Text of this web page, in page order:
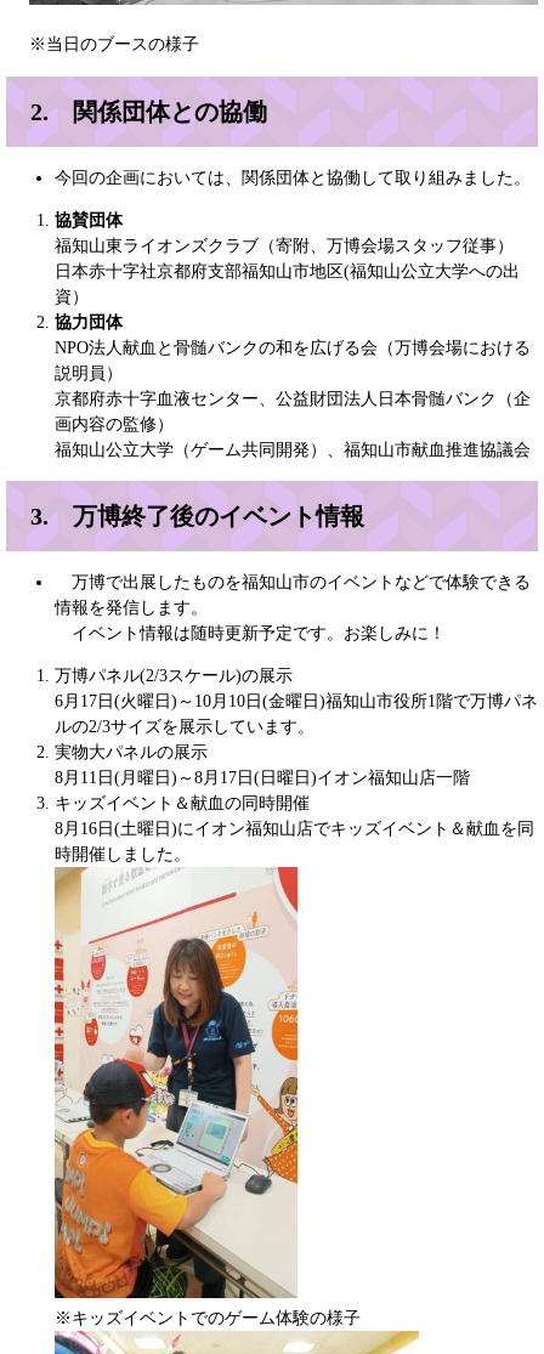
※当日のブースの様子
2. 関係団体との協働
今回の企画においては、関係団体と協働して取り組みました。
協賛団体
福知山東ライオンズクラブ（寄附、万博会場スタッフ従事）
日本赤十字社京都府支部福知山市地区(福知山公立大学への出
資）
協力団体
NPO法人献血と骨髄バンクの和を広げる会（万博会場における
説明員）
京都府赤十字血液センター、公益財団法人日本骨髄バンク（企
画内容の監修）
福知山公立大学（ゲーム共同開発）、福知山市献血推進協議会
3. 万博終了後のイベント情報
万博で出展したものを福知山市のイベントなどで体験できる
情報を発信します。
イベント情報は随時更新予定です。お楽しみに！
万博パネル(2/3スケール)の展示
6月17日(火曜日)～10月10日(金曜日)福知山市役所1階で万博パネ
ルの2/3サイズを展示しています。
実物大パネルの展示
8月11日(月曜日)～8月17日(日曜日)イオン福知山店一階
キッズイベント＆献血の同時開催
8月16日(土曜日)にイオン福知山店でキッズイベント＆献血を同
時開催しました。
※キッズイベントでのゲーム体験の様子